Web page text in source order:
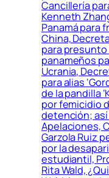
Cancillería
Kenneth
Panamá para
China,
para presunto
panameños
Ucrania,
para alias
de la pandilla
por femicidio
detención; así
Apelaciones,
Garzola Ruiz
por la
estudiantil,
Rita Wald,